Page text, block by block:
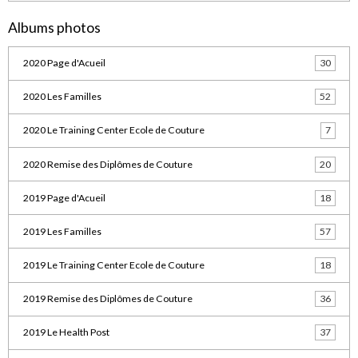
Albums photos
2020 Page d'Acueil 30
2020 Les Familles 52
2020 Le Training Center Ecole de Couture 7
2020 Remise des Diplômes de Couture 20
2019 Page d'Acueil 18
2019 Les Familles 57
2019 Le Training Center Ecole de Couture 18
2019 Remise des Diplômes de Couture 36
2019 Le Health Post 37